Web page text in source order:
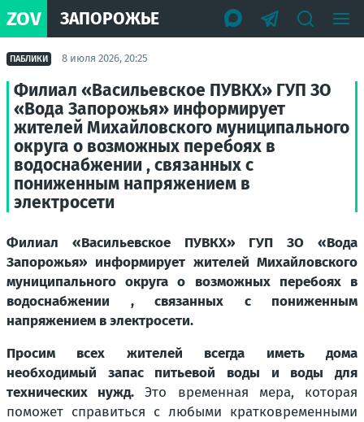
ZOV ЗАПОРОЖЬЕ
ПАБЛИКИ 8 июля 2026, 20:25
Филиал «Васильевское ПУВКХ» ГУП ЗО
«Вода Запорожья» информирует
жителей Михайловского муниципального
округа о возможных перебоях в
водоснабжении , связанных с
пониженным напряжением в
электросети
Филиал «Васильевское ПУВКХ» ГУП ЗО «Вода
Запорожья» информирует жителей Михайловского
муниципального округа о возможных перебоях в
водоснабжении , связанных с пониженным
напряжением в электросети.
Просим всех жителей всегда иметь дома
необходимый запас питьевой воды и воды для
технических нужд. Это временная мера, которая
поможет справиться с любыми кратковременными